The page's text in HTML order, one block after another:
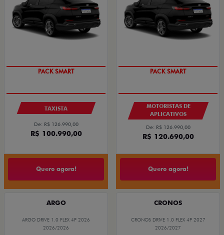
PACK SMART
TAXISTA
De: R$ 126.990,00
R$ 100.990,00
Quero agora!
PACK SMART
MOTORISTAS DE
APLICATIVOS
De: R$ 126.990,00
R$ 120.690,00
Quero agora!
ARGO
ARGO DRIVE 1.0 FLEX 4P 2026
2026/2026
CRONOS
CRONOS DRIVE 1.0 FLEX 4P 2027
2026/2027